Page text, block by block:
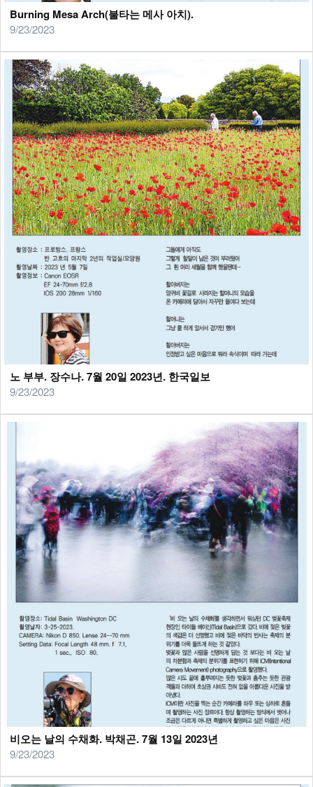
Burning Mesa Arch(불타는 메사 아치).
9/23/2023
노 부부. 장수나. 7월 20일 2023년. 한국일보
9/23/2023
비오는 날의 수채화. 박채곤. 7월 13일 2023년
9/23/2023